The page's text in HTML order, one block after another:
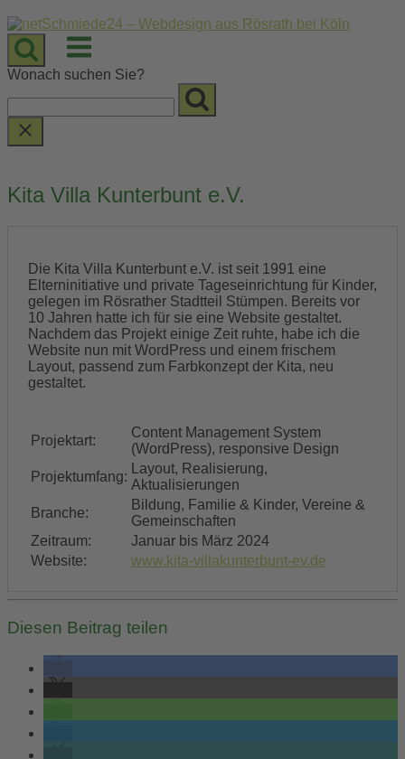
Skip
to
content
Menu
Wonach suchen Sie?
Kita Villa Kunterbunt e.V.
Die Kita Villa Kunterbunt e.V. ist seit 1991 eine
Elterninitiative und private Tageseinrichtung für Kinder,
gelegen im Rösrather Stadtteil Stümpen. Bereits vor
10 Jahren hatte ich für sie eine Website gestaltet.
Nachdem das Projekt einige Zeit ruhte, habe ich die
Website nun mit WordPress und einem frischem
Layout, passend zum Farbkonzept der Kita, neu
gestaltet.
Projektart:
Content Management System
(WordPress), responsive Design
Projektumfang:
Layout, Realisierung,
Aktualisierungen
Branche:
Bildung, Familie & Kinder, Vereine &
Gemeinschaften
Zeitraum:
Januar bis März 2024
Website:
www.kita-villakunterbunt-ev.de
Diesen Beitrag teilen